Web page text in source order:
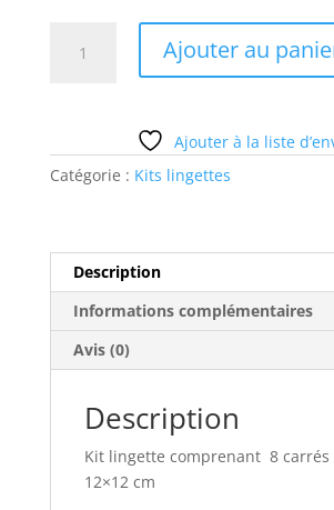
Ajouter au
Ajouter à la liste
Catégorie : Kits lingettes
Description
Informations complémentaires
Avis (0)
Description
Kit lingette comprenant 8 carrés
12×12 cm